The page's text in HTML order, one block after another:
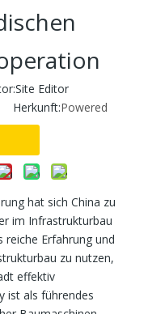
Editor
Herkunft:Powered
hat sich China zu
im Infrastrukturbau
Erfahrung und
zu nutzen,
effektiv
ist als führendes